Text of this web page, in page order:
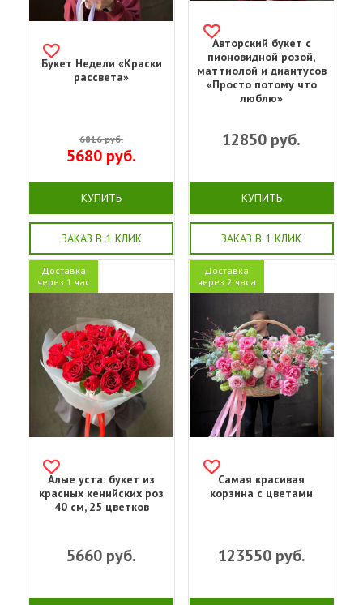
Букет Недели «Краски
рассвета»
6816руб.
5680 руб.
КУПИТЬ
ЗАКАЗ В 1 КЛИК
Авторский букет с
пионовидной розой,
маттиолой и диантусов
«Просто потому что
люблю»
12850 руб.
КУПИТЬ
ЗАКАЗ В 1 КЛИК
Доставка
через 1 час
Алые уста: букет из
красных кенийских роз
40 см, 25 цветков
5660 руб.
Доставка
через 2 часа
Самая красивая
корзина с цветами
123550руб.